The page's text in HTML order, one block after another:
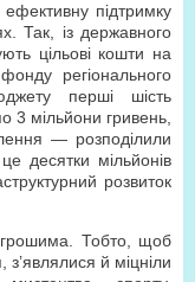
підтримку
Так, із державного
цільові кошти на
регіонального
перші шість
3 мільйони гривень,
— розподілили
десятки мільйонів
розвиток
Тобто, щоб
й міцніли